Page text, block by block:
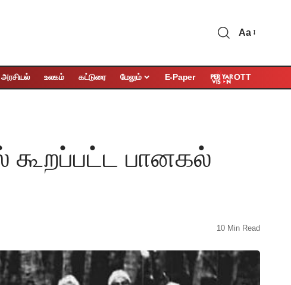
Aa
அரசியல் உலகம் கட்டுரை மேலும் E-Paper OTT
கூறப்பட்ட பானகல்
10 Min Read